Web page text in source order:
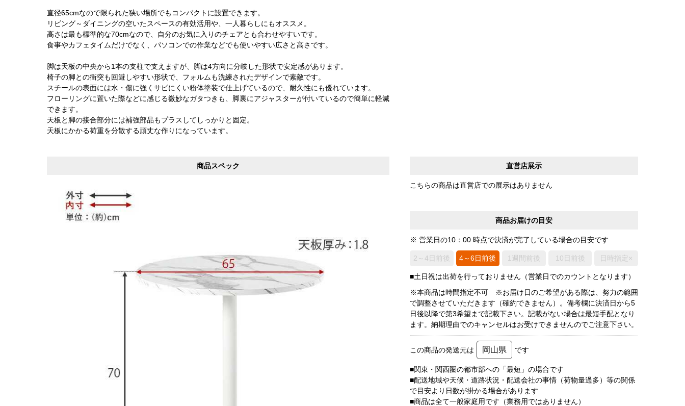
直径65cmなので限られた狭い場所でもコンパクトに設置できます。
リビング～ダイニングの空いたスペースの有効活用や、一人暮らしにもオススメ。
高さは最も標準的な70cmなので、自分のお気に入りのチェアとも合わせやすいです。
食事やカフェタイムだけでなく、パソコンでの作業などでも使いやすい広さと高さです。
脚は天板の中央から1本の支柱で支えますが、脚は4方向に分岐した形状で安定感があります。
椅子の脚との衝突も回避しやすい形状で、フォルムも洗練されたデザインで素敵です。
スチールの表面には水・傷に強くサビにくい粉体塗装で仕上げているので、耐久性にも優れています。
フローリングに置いた際などに感じる微妙なガタつきも、脚裏にアジャスターが付いているので簡単に軽減
できます。
天板と脚の接合部分には補強部品もプラスしてしっかりと固定。
天板にかかる荷重を分散する頑丈な作りになっています。
直営店展示
こちらの商品は直営店での展示はありません
商品お届けの目安
※ 営業日の10：00 時点で決済が完了している場合の目安です
2～4日前後 4～6日前後 1週間前後 10日前後 日時指定×
■土日祝は出荷を行っておりません（営業日でのカウントとなります）
※本商品は時間指定不可 ※お届け日のご希望がある際は、努力の範囲
で調整させていただきます（確約できません）。備考欄に決済日から5
日後以降で第3希望まで記載下さい。記載がない場合は最短手配となり
ます。納期理由でのキャンセルはお受けできませんのでご注意下さい。
この商品の発送元は 岡山県 です
■関東・関西圏の都市部への「最短」の場合です
■配送地域や天候・道路状況・配送会社の事情（荷物量過多）等の関係
で目安より日数が掛かる場合があります
■商品は全て一般家庭用です（業務用ではありません）
商品スペック